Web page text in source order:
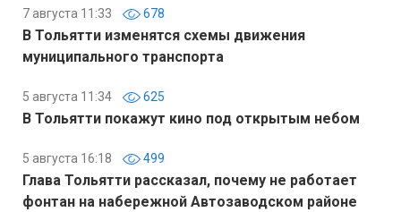
7 августа 11:33 678
В Тольятти изменятся схемы движения
муниципального транспорта
5 августа 11:34 625
В Тольятти покажут кино под открытым небом
5 августа 16:18 499
Глава Тольятти рассказал, почему не работает
фонтан на набережной Автозаводском районе